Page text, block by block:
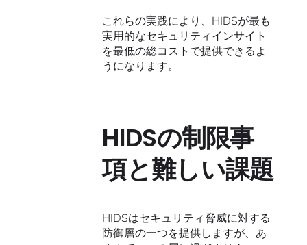
これらの実践により、HIDSが最も
実用的なセキュリティインサイト
を最低の総コストで提供できるよ
うになります。
HIDSの制限事
項と難しい課題
HIDSはセキュリティ脅威に対する
防御層の一つを提供しますが、あ